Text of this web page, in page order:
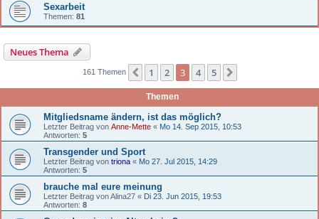
Sexarbeit
Themen: 81
Neues Thema
161 Themen Vorherige
1 2 3 4 5
Themen
Mitgliedsname ändern, ist das möglich?
Letzter Beitrag von Anne-Mette « Mo 14. Sep 2015, 10:53
Antworten: 5
Transgender und Sport
Letzter Beitrag von triona « Mo 27. Jul 2015, 14:29
Antworten: 5
brauche mal eure meinung
Letzter Beitrag vonAlina27 « Di 23. Jun 2015, 19:53
Antworten: 8